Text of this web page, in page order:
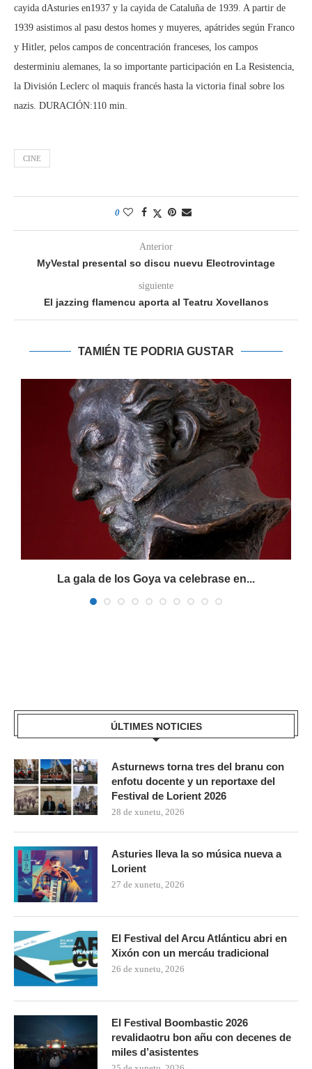
cayida dAsturies en1937 y la cayida de Cataluña de 1939. A partir de
1939 asistimos al pasu destos homes y muyeres, apátrides según Franco
y Hitler, pelos campos de concentración franceses, los campos
desterminiu alemanes, la so importante participación en La Resistencia,
la División Leclerc ol maquis francés hasta la victoria final sobre los
nazis. DURACIÓN:110 min.
CINE
0
Anterior
MyVestal presental so discu nuevu Electrovintage
siguiente
El jazzing flamencu aporta al Teatru Xovellanos
TAMIÉN TE PODRIA GUSTAR
La gala de los Goya va celebrase en...
ÚLTIMES NOTICIES
Asturnews torna tres del branu con
enfotu docente y un reportaxe del
Festival de Lorient 2026
28 de xunetu, 2026
Asturies lleva la so música nueva a
Lorient
27 de xunetu, 2026
El Festival del Arcu Atlánticu abri en
Xixón con un mercáu tradicional
26 de xunetu, 2026
El Festival Boombastic 2026
revalidaotru bon añu con decenes de
miles d’asistentes